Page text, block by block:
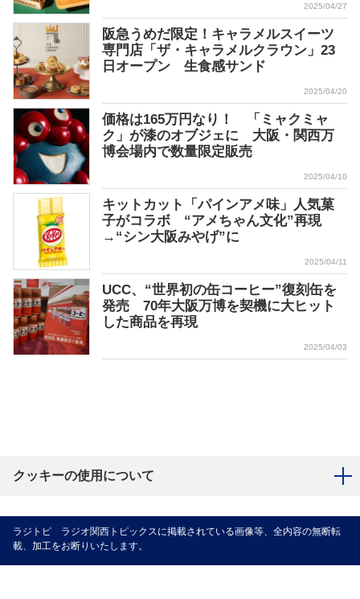
2025/04/27
阪急うめだ限定！キャラメルスイーツ
専門店「ザ・キャラメルクラウン」23
日オープン 生食感サンド
2025/04/20
価格は165万円なり！ 「ミャクミャ
ク」が漆のオブジェに 大阪・関西万
博会場内で数量限定販売
2025/04/10
キットカット「パインアメ味」人気菓
子がコラボ “アメちゃん文化”再現
→“シン大阪みやげ”に
2025/04/11
UCC、“世界初の缶コーヒー”復刻缶を
発売 70年大阪万博を契機に大ヒット
した商品を再現
2025/04/03
クッキーの使用について
ラジトピ ラジオ関西トピックスに掲載されている画像等、全内容の無断転
載、加工をお断りいたします。